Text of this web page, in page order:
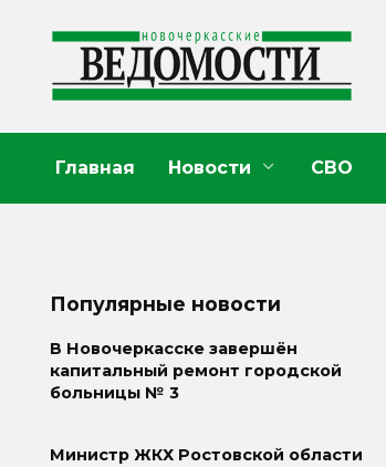
содержанию
Главная Новости СВО
Популярные новости
В Новочеркасске завершён
капитальный ремонт городской
больницы № 3
Министр ЖКХ Ростовской области